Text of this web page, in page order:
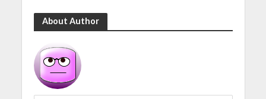
About Author